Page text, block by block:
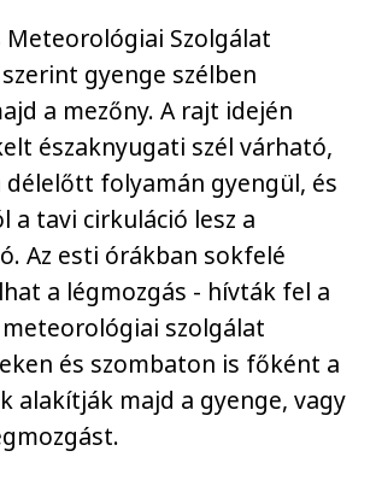
Meteorológiai Szolgálat
gyenge szélben
a mezőny. A rajt idején
északnyugati szél várható,
délelőtt folyamán gyengül, és
a tavi cirkuláció lesz a
Az esti órákban sokfelé
a légmozgás - hívták fel a
szolgálat
és szombaton is főként a
alakítják majd a gyenge, vagy